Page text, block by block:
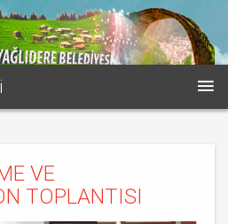
VE
TOPLANTISI